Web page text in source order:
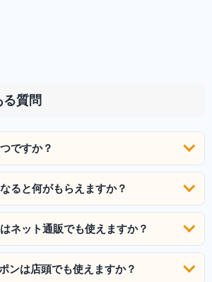
質問
ですか？
ると何がもらえますか？
ネット通販でも使えますか？
ンは店頭でも使えますか？